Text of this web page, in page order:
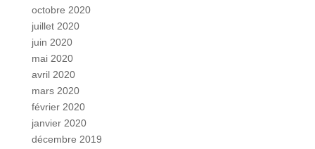
octobre 2020
juillet 2020
juin 2020
mai 2020
avril 2020
mars 2020
février 2020
janvier 2020
décembre 2019